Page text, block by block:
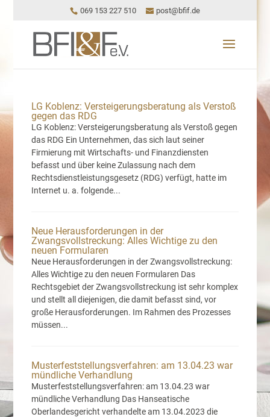
069 153 227 510 post@bfif.de
LG Koblenz: Versteigerungsberatung als Verstoß
gegen das RDG
LG Koblenz: Versteigerungsberatung als Verstoß gegen
das RDG Ein Unternehmen, das sich laut seiner
Firmierung mit Wirtschafts- und Finanzdiensten
befasst und über keine Zulassung nach dem
Rechtsdienstleistungsgesetz (RDG) verfügt, hatte im
Internet u. a. folgende...
Neue Herausforderungen in der
Zwangsvollstreckung: Alles Wichtige zu den
neuen Formularen
Neue Herausforderungen in der Zwangsvollstreckung:
Alles Wichtige zu den neuen Formularen Das
Rechtsgebiet der Zwangsvollstreckung ist sehr komplex
und stellt all diejenigen, die damit befasst sind, vor
große Herausforderungen. Im Rahmen des Prozesses
müssen...
Musterfeststellungsverfahren: am 13.04.23 war
mündliche Verhandlung
Musterfeststellungsverfahren: am 13.04.23 war
mündliche Verhandlung Das Hanseatische
Oberlandesgericht verhandelte am 13.04.2023 die